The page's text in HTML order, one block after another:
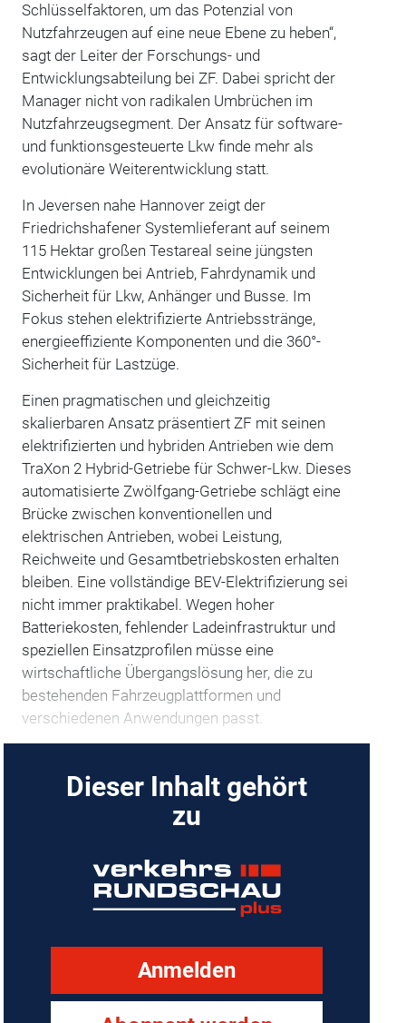
Schlüsselfaktoren, um das Potenzial von
Nutzfahrzeugen auf eine neue Ebene zu heben“,
sagt der Leiter der Forschungs- und
Entwicklungsabteilung bei ZF. Dabei spricht der
Manager nicht von radikalen Umbrüchen im
Nutzfahrzeugsegment. Der Ansatz für software-
und funktionsgesteuerte Lkw finde mehr als
evolutionäre Weiterentwicklung statt.
In Jeversen nahe Hannover zeigt der
Friedrichshafener Systemlieferant auf seinem
115 Hektar großen Testareal seine jüngsten
Entwicklungen bei Antrieb, Fahrdynamik und
Sicherheit für Lkw, Anhänger und Busse. Im
Fokus stehen elektrifizierte Antriebsstränge,
energieeffiziente Komponenten und die 360°-
Sicherheit für Lastzüge.
Einen pragmatischen und gleichzeitig
skalierbaren Ansatz präsentiert ZF mit seinen
elektrifizierten und hybriden Antrieben wie dem
TraXon 2 Hybrid-Getriebe für Schwer-Lkw. Dieses
automatisierte Zwölfgang-Getriebe schlägt eine
Brücke zwischen konventionellen und
elektrischen Antrieben, wobei Leistung,
Reichweite und Gesamtbetriebskosten erhalten
bleiben. Eine vollständige BEV-Elektrifizierung sei
nicht immer praktikabel. Wegen hoher
Batteriekosten, fehlender Ladeinfrastruktur und
speziellen Einsatzprofilen müsse eine
wirtschaftliche Übergangslösung her, die zu
bestehenden Fahrzeugplattformen und
verschiedenen Anwendungen passt.
Dieser Inhalt gehört
zu
Anmelden